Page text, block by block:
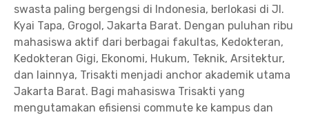
swasta paling bergengsi di Indonesia, berlokasi di Jl.
Kyai Tapa, Grogol, Jakarta Barat. Dengan puluhan ribu
mahasiswa aktif dari berbagai fakultas, Kedokteran,
Kedokteran Gigi, Ekonomi, Hukum, Teknik, Arsitektur,
dan lainnya, Trisakti menjadi anchor akademik utama
Jakarta Barat. Bagi mahasiswa Trisakti yang
mengutamakan efisiensi commute ke kampus dan